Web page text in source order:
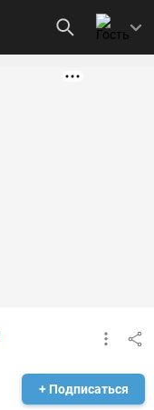
+ Подписаться